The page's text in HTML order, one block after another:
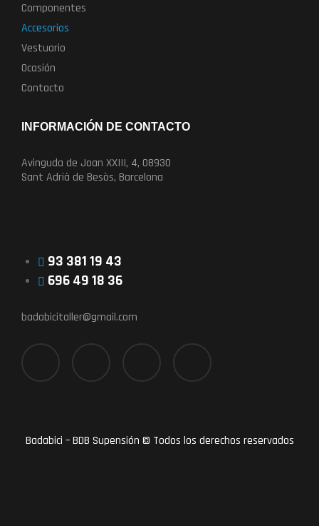
Componentes
Accesorios
Vestuario
Ocasión
Contacto
INFORMACIÓN DE CONTACTO
Avinguda de Joan XXIII, 4, 08930
Sant Adrià de Besòs, Barcelona
93 381 19 43
696 49 18 36
badabicitaller@gmail.com
Badabici – BDB Supensión © Todos los derechos reservados